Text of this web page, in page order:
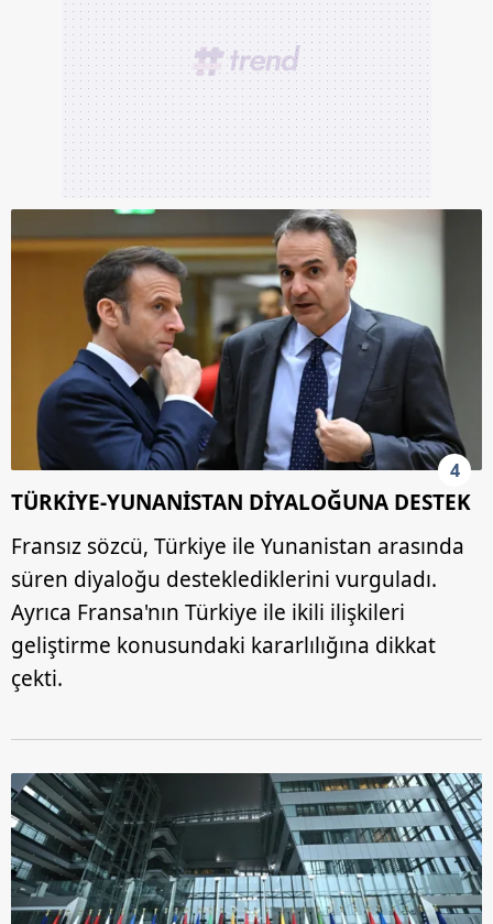
sınırlı olarak açık rızanız dahilinde kullanılacaktır.
Çerezlere ilişkin tercihlerinizi aşağıda yer alan panel
vasıtasıyla belirleyebilirsiniz. Çerezlere ilişkin detaylı bilgi
için Ayarlar butonuna tıklayabilir,Çerez Bilgilendirme
Metnimizi ziyaret edebilirsiniz.
6698 sayılı Kişisel Verilerin Korunması Kanunu uyarınca
hazırlanmış Aydınlatma Metnimizi okumak ve sitemizde
ilgili mevzuata uygun olarak kullanılan çerezlerle ilgili bilgi
almak için lütfentıklayınız
4
TÜRKİYE-YUNANİSTAN DİYALOĞUNA DESTEK
Fransız sözcü, Türkiye ile Yunanistan arasında
süren diyaloğu desteklediklerini vurguladı.
Ayrıca Fransa'nın Türkiye ile ikili ilişkileri
geliştirme konusundaki kararlılığına dikkat
çekti.